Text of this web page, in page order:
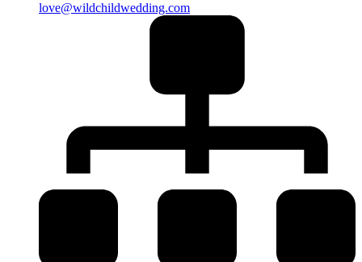
love@wildchildwedding.com